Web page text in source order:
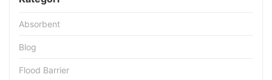
Absorbent
Blog
Flood Barrier